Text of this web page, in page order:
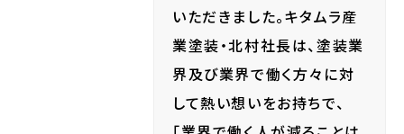
いただきました。キタムラ産
業塗装・北村社長は、塗装業
界及び業界で働く方々に対
して熱い想いをお持ちで、